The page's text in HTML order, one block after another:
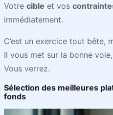
Votre cible et vos
immédiatement.
C’est un exercice tout bête,
Il vous met sur la bonne
Vous verrez.
Sélection des meilleures
fonds